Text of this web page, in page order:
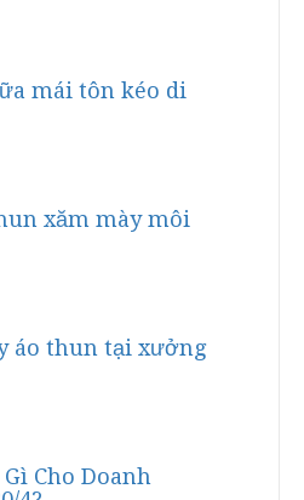
mái tôn kéo di
xăm mày môi
áo thun tại xưởng
Cho Doanh